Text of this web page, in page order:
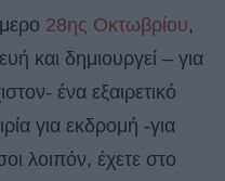
28ης Οκτωβρίου,
και δημιουργεί – για
ένα εξαιρετικό
για εκδρομή -για
λοιπόν, έχετε στο